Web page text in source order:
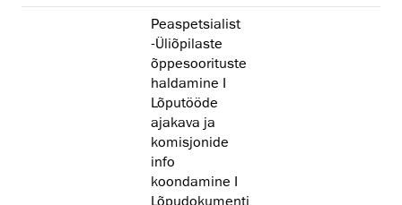
Peaspetsialist
-Üliõpilaste
õppesoorituste
haldamine I
Lõputööde
ajakava ja
komisjonide
info
koondamine I